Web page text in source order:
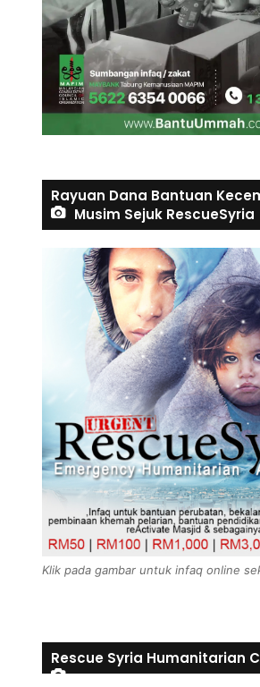
Rayuan Dana Bantuan
Musim Sejuk RescueSyria
Klik pada gambar untuk infaq online
Rescue Syria Humanitarian